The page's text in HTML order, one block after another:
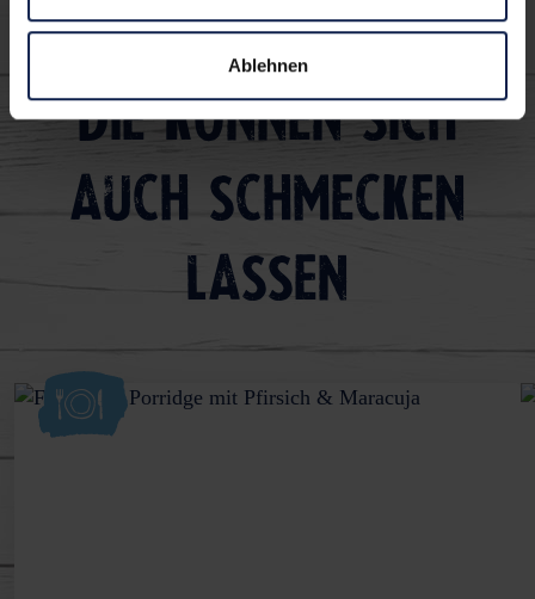
Ablehnen
Die können sich
auch schmecken
lassen